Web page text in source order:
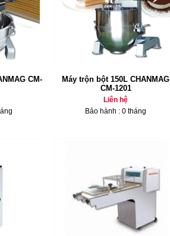
CM-
Máy trộn bột 150L CHANMAG
CM-1201
Liên hệ
Bảo hành : 0 tháng